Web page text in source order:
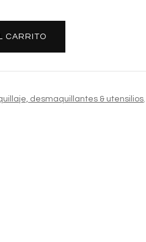
CARRITO
desmaquillantes & utensilios,